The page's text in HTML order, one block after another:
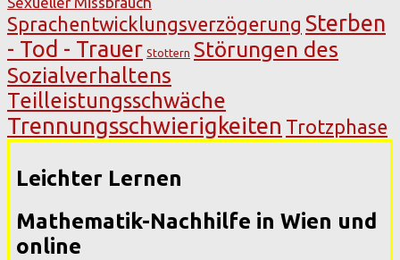
Sprachentwicklungsverzögerung Sterben
- Tod - Trauer Stottern Störungen des
Sozialverhaltens
Teilleistungsschwäche
Trennungsschwierigkeiten Trotzphase
Leichter Lernen
Mathematik-Nachhilfe in Wien und
online